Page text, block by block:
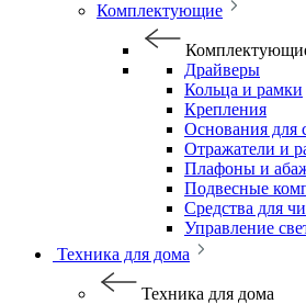
Комплектующие
Драйверы
Кольца и рамки
Крепления
Основания для
Отражатели и
Плафоны и
Подвесные
Средства для
Управление
Техника для дома
Техника для дома